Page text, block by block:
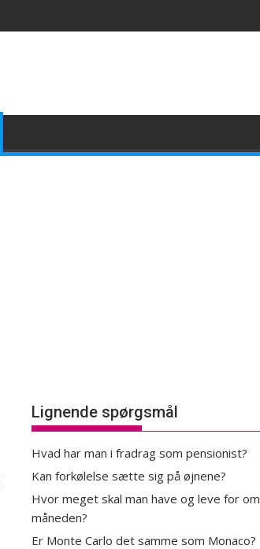
Lignende spørgsmål
Hvad har man i fradrag som pensionist?
Kan forkølelse sætte sig på øjnene?
Hvor meget skal man have og leve for om
måneden?
Er Monte Carlo det samme som Monaco?